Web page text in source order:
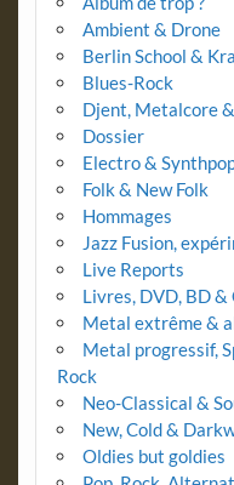
Ambient & Drone
Berlin School &
Blues-Rock
Djent, Metalcore
Dossier
Electro &
Folk & New Folk
Hommages
Jazz Fusion,
Live Reports
Livres, DVD, BD &
Metal extrême &
Metal progressif,
Rock
Neo-Classical &
New, Cold &
Oldies but goldies